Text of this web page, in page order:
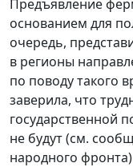
Предъявление
основанием для
очередь,
в регионы
по поводу такого
заверила, что
государственной
не будут (см.
народного